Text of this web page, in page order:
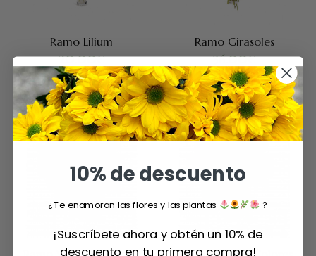
Ramo Lilium
20.00€
Ramo Girasoles
36.00€
10% de descuento
¿Te enamoran las flores y las plantas ?
¡Suscríbete ahora y obtén un 10% de
descuento en tu primera compra!